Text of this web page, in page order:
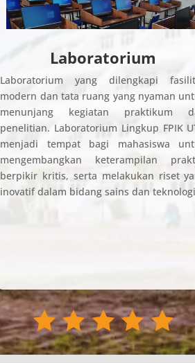
Laboratorium
Laboratorium yang dilengkapi
modern dan tata ruang yang nyaman
menunjang kegiatan praktikum
penelitian. Laboratorium Lingkup FPIK
menjadi tempat bagi mahasiswa
mengembangkan keterampilan
berpikir kritis, serta melakukan riset
inovatif dalam bidang sains dan